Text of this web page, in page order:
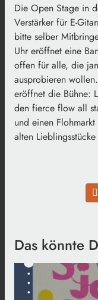
Die Open Stage in
Verstärker für E-
bitte selber
Uhr eröffnet eine
offen für alle, die
ausprobieren
eröffnet die Bühne:
den fierce flow all
und einen
alten
Das könnte